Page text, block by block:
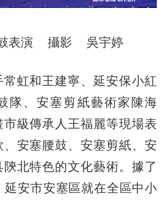
表演 攝影 吳宇婷
虹和王建寧、延安保小紅
隊、安塞剪紙藝術家陳海
級傳承人王福麗等現場表
安塞腰鼓、安塞剪紙、安
北特色的文化藝術。據了
延安市安塞區就在全區中小